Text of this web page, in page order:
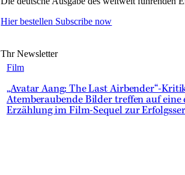
Film
„Avatar Aang: The Last Airbender“-
Atemberaubende Bilder treffen auf eine
Erzählung im Film-Sequel zur
Hier bestellen Subscribe now
Thr Newsletter